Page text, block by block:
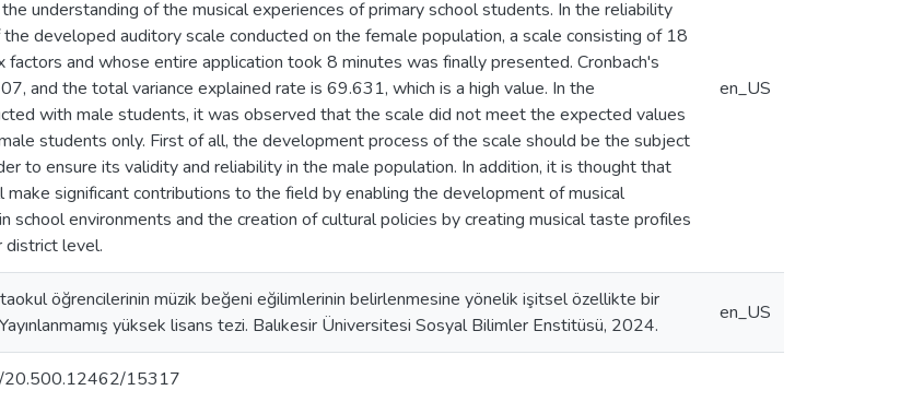
understanding of the musical experiences of primary school students. In the reliability
developed auditory scale conducted on the female population, a scale consisting of 18
factors and whose entire application took 8 minutes was finally presented. Cronbach's
and the total variance explained rate is 69.631, which is a high value. In the
with male students, it was observed that the scale did not meet the expected values
students only. First of all, the development process of the scale should be the subject
to ensure its validity and reliability in the male population. In addition, it is thought that
significant contributions to the field by enabling the development of musical
school environments and the creation of cultural policies by creating musical taste profiles
district level.
en_US
öğrencilerinin müzik beğeni eğilimlerinin belirlenmesine yönelik işitsel özellikte bir
yüksek lisans tezi. Balıkesir Üniversitesi Sosyal Bilimler Enstitüsü, 2024.
en_US
20.500.12462/15317